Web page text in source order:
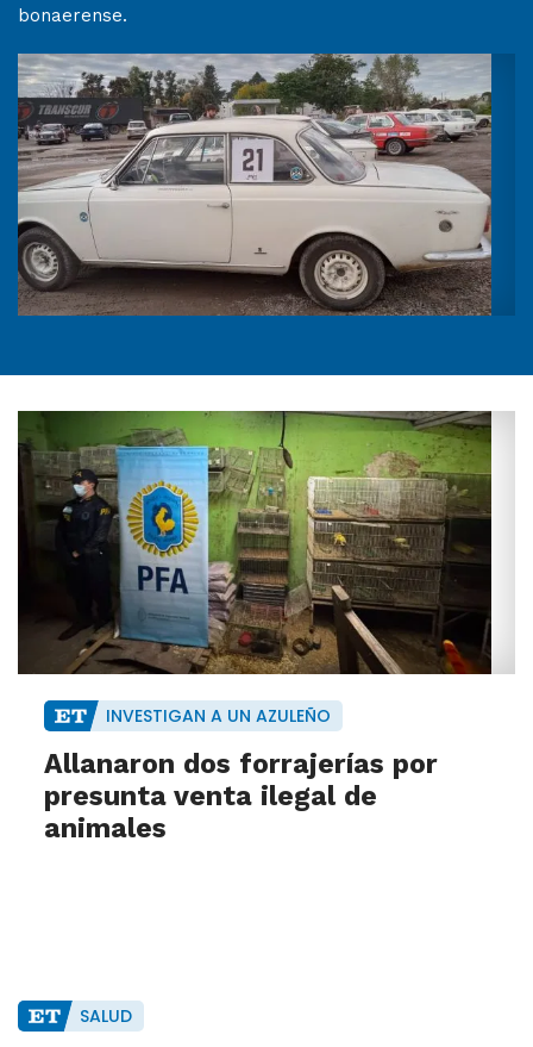
bonaerense.
INVESTIGAN A UN AZULEÑO
Allanaron dos forrajerías por
presunta venta ilegal de
animales
SALUD